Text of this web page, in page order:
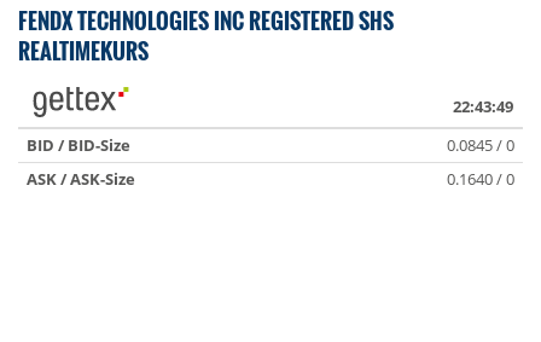
FENDX TECHNOLOGIES INC REGISTERED SHS
REALTIMEKURS
22:43:49
BID / BID-Size
0.0845 / 0
ASK / ASK-Size
0.1640 / 0